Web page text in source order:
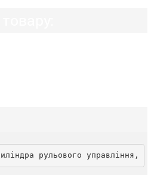
рульового управління,